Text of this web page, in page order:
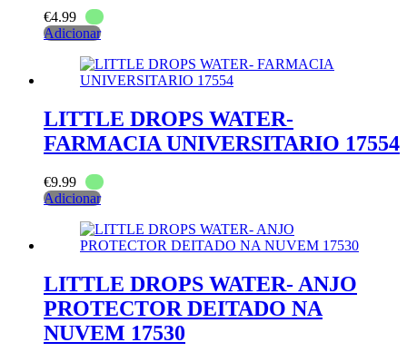
€4.99
Adicionar
LITTLE DROPS WATER-
FARMACIA UNIVERSITARIO 17554
€9.99
Adicionar
LITTLE DROPS WATER- ANJO
PROTECTOR DEITADO NA
NUVEM 17530